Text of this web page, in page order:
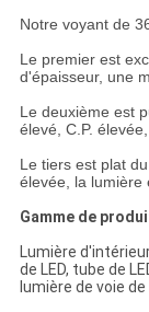
Notre voyant de
Le premier est
d'épaisseur, une
Le deuxième est
élevé, C.P.
Le tiers est plat
élevée, la lumière
Gamme de
Lumière
de LED, tube de
lumière de voie